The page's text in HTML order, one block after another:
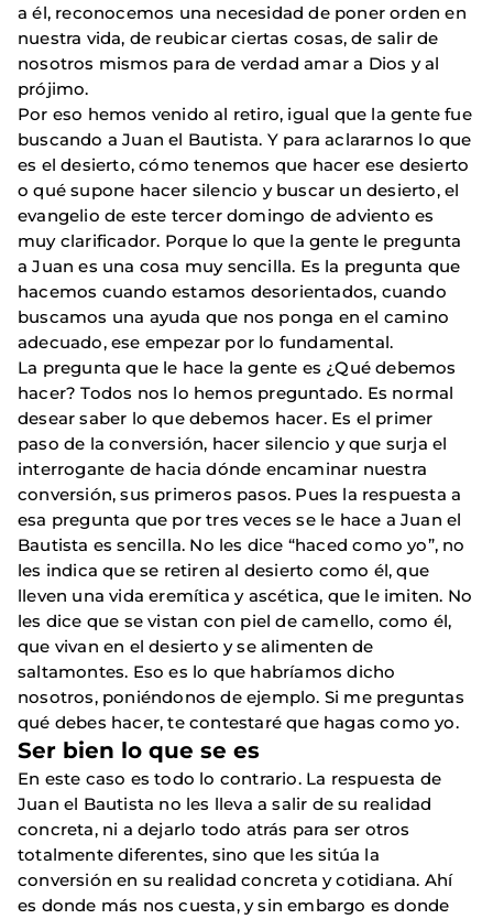
a él, reconocemos una necesidad de poner orden en
nuestra vida, de reubicar ciertas cosas, de salir de
nosotros mismos para de verdad amar a Dios y al
prójimo.
Por eso hemos venido al retiro, igual que la gente fue
buscando a Juan el Bautista. Y para aclararnos lo que
es el desierto, cómo tenemos que hacer ese desierto
o qué supone hacer silencio y buscar un desierto, el
evangelio de este tercer domingo de adviento es
muy clarificador. Porque lo que la gente le pregunta
a Juan es una cosa muy sencilla. Es la pregunta que
hacemos cuando estamos desorientados, cuando
buscamos una ayuda que nos ponga en el camino
adecuado, ese empezar por lo fundamental.
La pregunta que le hace la gente es ¿Qué debemos
hacer? Todos nos lo hemos preguntado. Es normal
desear saber lo que debemos hacer. Es el primer
paso de la conversión, hacer silencio y que surja el
interrogante de hacia dónde encaminar nuestra
conversión, sus primeros pasos. Pues la respuesta a
esa pregunta que por tres veces se le hace a Juan el
Bautista es sencilla. No les dice “haced como yo”, no
les indica que se retiren al desierto como él, que
lleven una vida eremítica y ascética, que le imiten. No
les dice que se vistan con piel de camello, como él,
que vivan en el desierto y se alimenten de
saltamontes. Eso es lo que habríamos dicho
nosotros, poniéndonos de ejemplo. Si me preguntas
qué debes hacer, te contestaré que hagas como yo.
Ser bien lo que se es
En este caso es todo lo contrario. La respuesta de
Juan el Bautista no les lleva a salir de su realidad
concreta, ni a dejarlo todo atrás para ser otros
totalmente diferentes, sino que les sitúa la
conversión en su realidad concreta y cotidiana. Ahí
es donde más nos cuesta, y sin embargo es donde